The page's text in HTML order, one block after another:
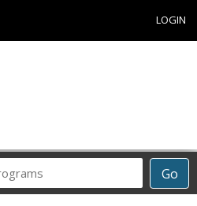
LOGIN
Go
Career